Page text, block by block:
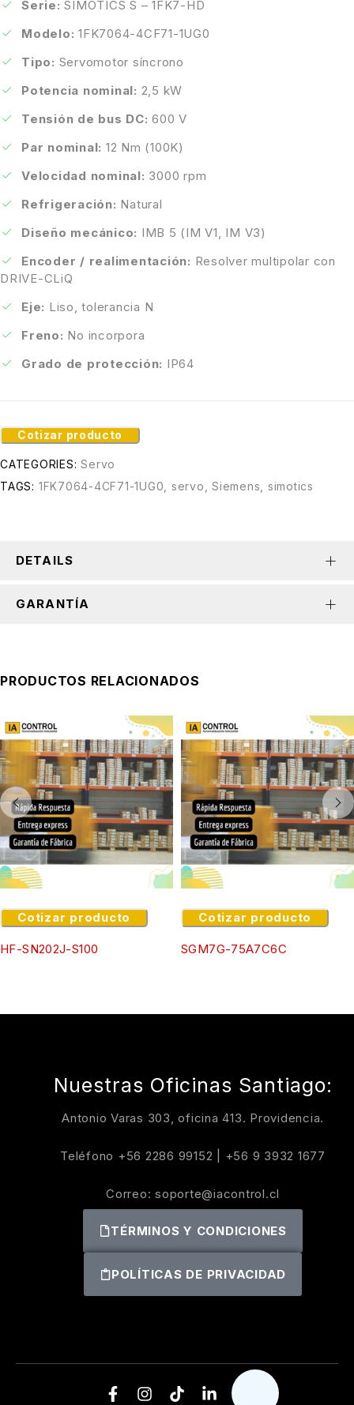
Serie: SIMOTICS S – 1FK7-HD
Modelo: 1FK7064-4CF71-1UG0
Tipo: Servomotor síncrono
Potencia nominal: 2,5 kW
Tensión de bus DC: 600 V
Par nominal: 12 Nm (100K)
Velocidad nominal: 3000 rpm
Refrigeración: Natural
Diseño mecánico: IMB 5 (IM V1, IM V3)
Encoder / realimentación: Resolver multipolar con
DRIVE-CLiQ
Eje: Liso, tolerancia N
Freno: No incorpora
Grado de protección: IP64
Cotizar producto
CATEGORIES: Servo
TAGS: 1FK7064-4CF71-1UG0 servo Siemens simotics
DETAILS
GARANTÍA
PRODUCTOS RELACIONADOS
Cotizar producto
HF-SN202J-S100
Cotizar producto
SGM7G-75A7C6C
Nuestras Oficinas Santiago:
Antonio Varas 303, oficina 413. Providencia.
Teléfono +56 2286 99152 +56 9 3932 1677
Correo: soporte@iacontrol.cl
TÉRMINOS Y CONDICIONES
POLÍTICAS DE PRIVACIDAD